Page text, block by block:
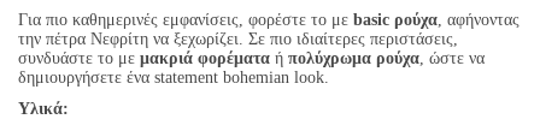
Για πιο καθημερινές εμφανίσεις, φορέστε το με basic ρούχα, αφήνοντας
την πέτρα Νεφρίτη να ξεχωρίζει. Σε πιο ιδιαίτερες περιστάσεις,
συνδυάστε το με μακριά φορέματα ή πολύχρωμα ρούχα, ώστε να
δημιουργήσετε ένα statement bohemian look.
Υλικά: